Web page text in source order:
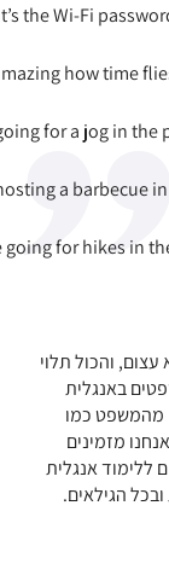
the Wi-Fi
how time
for a jog in the
a barbecue
going for hikes in
והכול תלוי
באנגלית
מהמשפט כמו
מזמינים
ללימוד אנגלית
הגילאים.